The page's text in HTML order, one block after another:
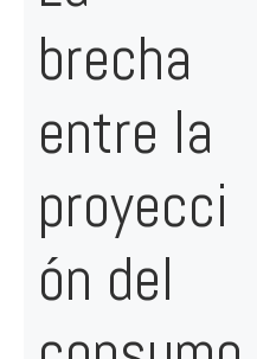
brecha
entre la
proyecci
ón del